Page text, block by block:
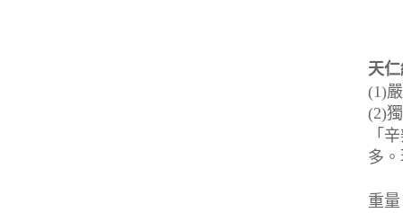
天
(1)
(2)
「
多
重